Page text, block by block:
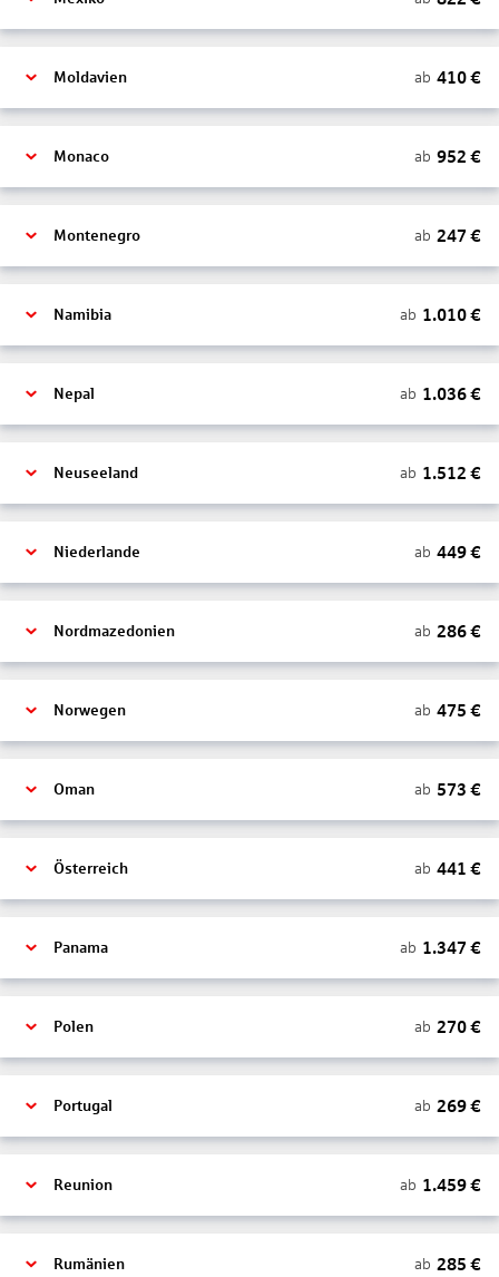
Moldavien ab 410€
Monaco ab 952 €
Montenegro ab 247 €
Namibia ab 1.010€
Nepal ab 1.036€
Neuseeland ab 1.512 €
Niederlande ab 449€
Nordmazedonien ab 286€
Norwegen ab 475 €
Oman ab 573 €
Österreich ab 441 €
Panama ab 1.347 €
Polen ab 270€
Portugal ab 269€
Reunion ab 1.459€
Rumänien ab 285 €